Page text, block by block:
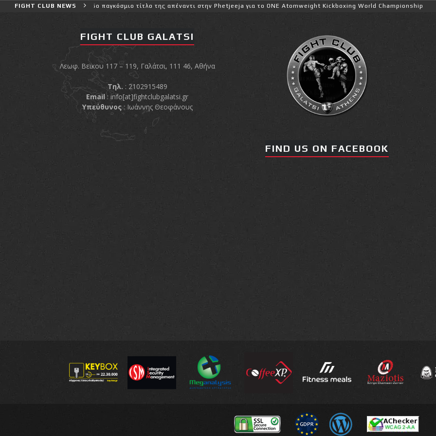
FIGHT CLUB NEWS
διεκδικεί τον 6ο παγκόσμιο τίτλο της απέναντι στην Phetjeeja για το ONE Atomweight Kickboxing World Championship
FIGHT CLUB GALATSI
Λεωφ. Βεϊκου 117 – 119, Γαλάτσι, 111 46, Αθήνα
Τηλ. : 2102915489
Email :info[at]fightclubgalatsi.gr
Υπεύθυνος: Ιωάννης Θεοφάνους
FIND US ON FACEBOOK